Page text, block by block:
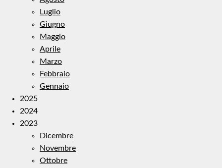
Luglio
Giugno
Maggio
Aprile
Marzo
Febbraio
Gennaio
2025
2024
2023
Dicembre
Novembre
Ottobre